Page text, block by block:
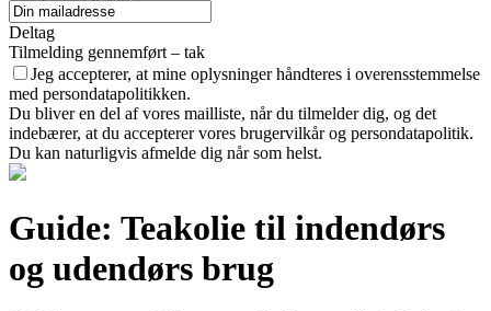
Deltag
Tilmelding gennemført – tak
Jeg accepterer, at mine oplysninger håndteres i overensstemmelse
med persondatapolitikken.
Du bliver en del af vores mailliste, når du tilmelder dig, og det
indebærer, at du accepterer vores brugervilkår og persondatapolitik.
Du kan naturligvis afmelde dig når som helst.
Guide: Teakolie til indendørs
og udendørs brug